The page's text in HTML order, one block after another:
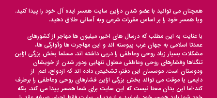
همچنان می توانید با عضو شدن دراین سایت همسر ایده آل خود را پیدا کنید.
ویا همسر خود را بر اساس مقررات شرعی وبه آسانی طلاق دهید.
با عنایت به این مطلب که درسال های اخیر، میلیون ها مهاجر از کشورهای
عمدتا اسلامی به جهان غرب پیوسته اند و این مهاجرت ها وآوارگی ها،
مشکلات بسیار زیاد روحی وعاطفی را درپی داشته اند. مسلما بخش بزرگی ازاین
تنگناها وفشارهای روحی وعاطفی معلول تنهایی ودور شدن از خویشان
ودوستان است. موسسان این دفتر، تشخیص داده اند که ازدواج، اعم از
دایمی یا موقت می تواند بخش بزرگی ازاین فشارهای روحی وعاطفی را برطرف
کند؛اما این بدان معنا نیست که این سایت برای شما همسر پیدا می کند. بلکه